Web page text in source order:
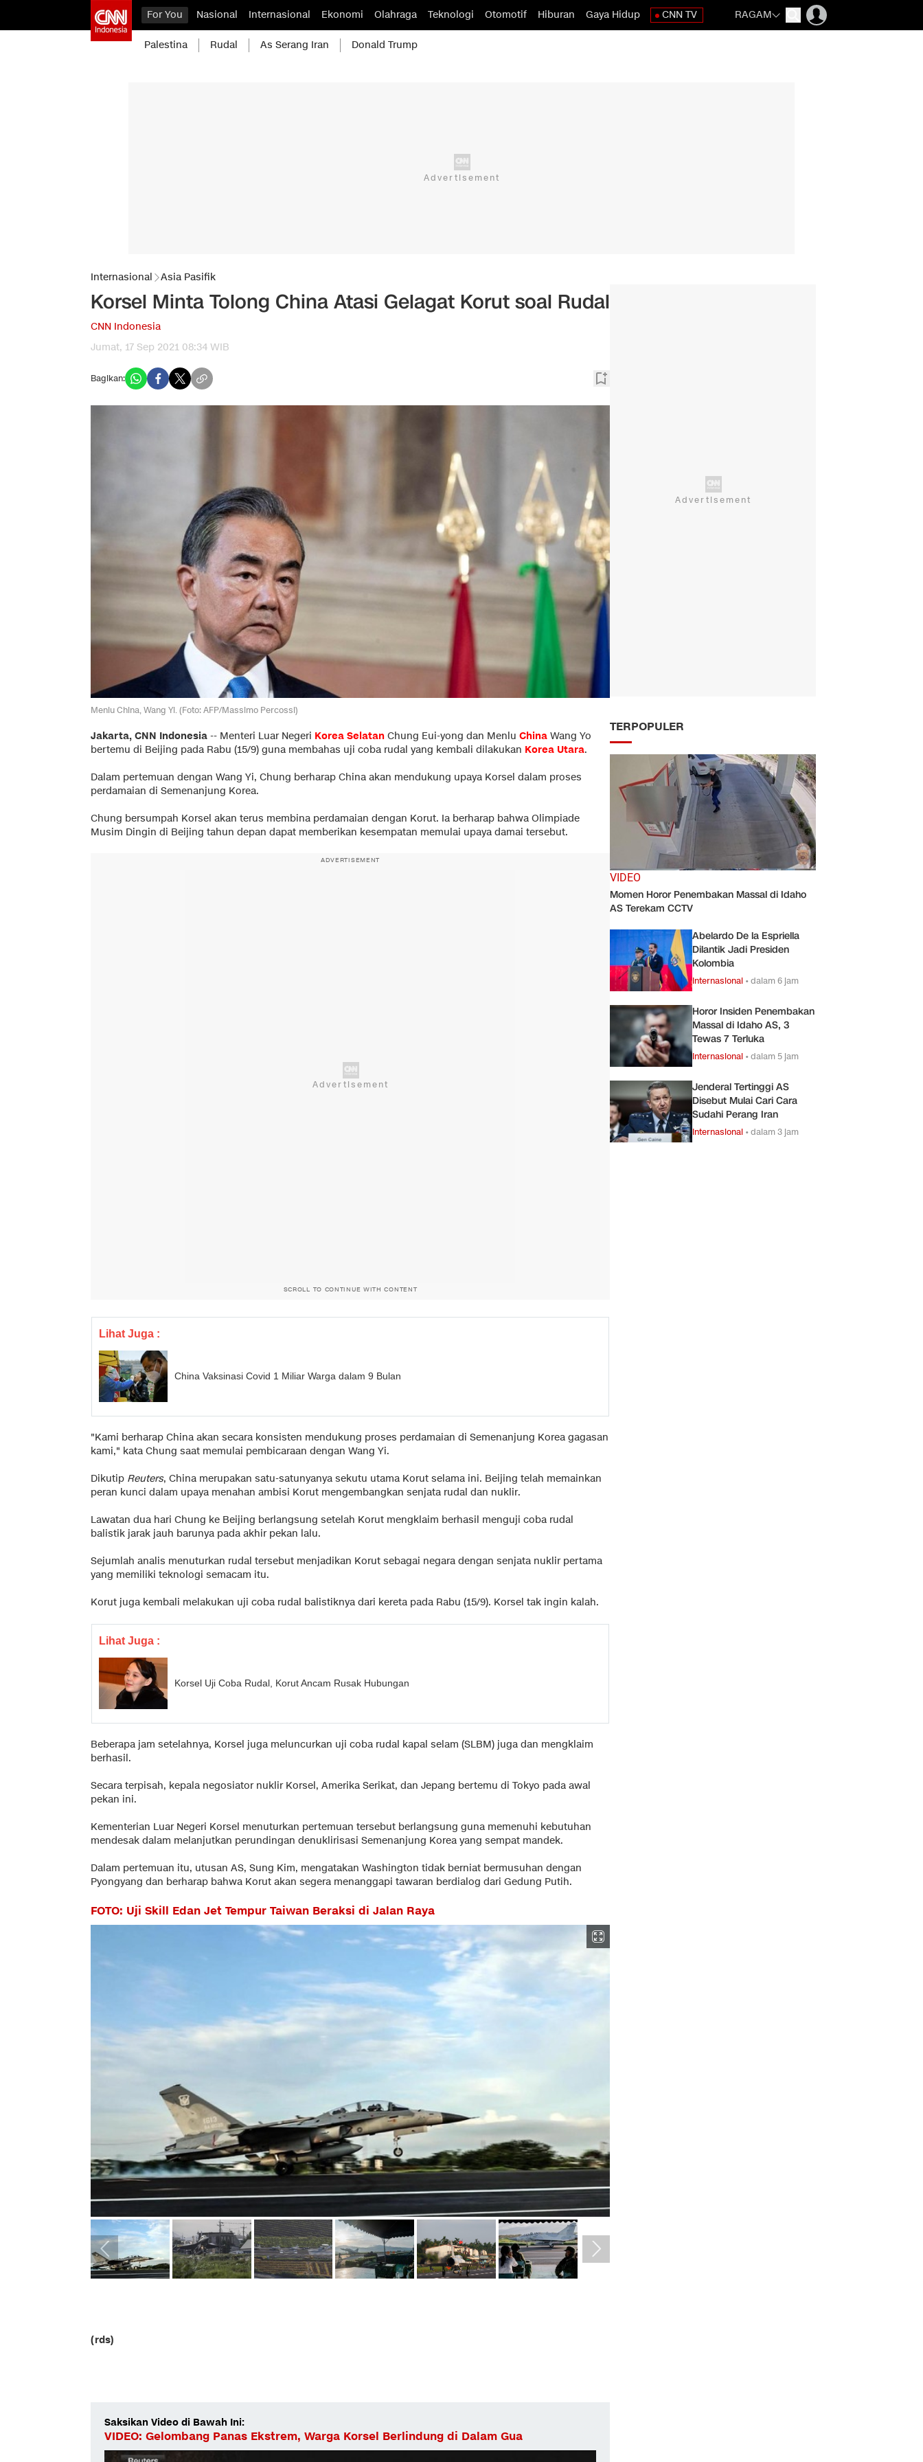
For You Nasional Internasional Ekonomi Olahraga Teknologi Otomotif Hiburan Gaya Hidup CNN TV RAGAM
Palestina Rudal As Serang Iran Donald Trump
Internasional Asia Pasifik
Korsel Minta Tolong China Atasi Gelagat Korut soal Rudal
CNN Indonesia
Jumat, 17 Sep 2021 08:34 WIB
Bagikan:
Menlu China, Wang Yi. (Foto: AFP/Massimo Percossi)
Jakarta, CNN Indonesia -- Menteri Luar Negeri Korea Selatan Chung Eui-yong dan Menlu China Wang Yo
bertemu di Beijing pada Rabu (15/9) guna membahas uji coba rudal yang kembali dilakukan Korea Utara.
Dalam pertemuan dengan Wang Yi, Chung berharap China akan mendukung upaya Korsel dalam proses
perdamaian di Semenanjung Korea.
Chung bersumpah Korsel akan terus membina perdamaian dengan Korut. Ia berharap bahwa Olimpiade
Musim Dingin di Beijing tahun depan dapat memberikan kesempatan memulai upaya damai tersebut.
ADVERTISEMENT
SCROLL TO CONTINUE WITH CONTENT
Lihat Juga :
China Vaksinasi Covid 1 Miliar Warga dalam 9 Bulan
"Kami berharap China akan secara konsisten mendukung proses perdamaian di Semenanjung Korea gagasan
kami," kata Chung saat memulai pembicaraan dengan Wang Yi.
Dikutip Reuters, China merupakan satu-satunyanya sekutu utama Korut selama ini. Beijing telah memainkan
peran kunci dalam upaya menahan ambisi Korut mengembangkan senjata rudal dan nuklir.
Lawatan dua hari Chung ke Beijing berlangsung setelah Korut mengklaim berhasil menguji coba rudal
balistik jarak jauh barunya pada akhir pekan lalu.
Sejumlah analis menuturkan rudal tersebut menjadikan Korut sebagai negara dengan senjata nuklir pertama
yang memiliki teknologi semacam itu.
Korut juga kembali melakukan uji coba rudal balistiknya dari kereta pada Rabu (15/9). Korsel tak ingin kalah.
Lihat Juga :
Korsel Uji Coba Rudal, Korut Ancam Rusak Hubungan
Beberapa jam setelahnya, Korsel juga meluncurkan uji coba rudal kapal selam (SLBM) juga dan mengklaim
berhasil.
Secara terpisah, kepala negosiator nuklir Korsel, Amerika Serikat, dan Jepang bertemu di Tokyo pada awal
pekan ini.
Kementerian Luar Negeri Korsel menuturkan pertemuan tersebut berlangsung guna memenuhi kebutuhan
mendesak dalam melanjutkan perundingan denuklirisasi Semenanjung Korea yang sempat mandek.
Dalam pertemuan itu, utusan AS, Sung Kim, mengatakan Washington tidak berniat bermusuhan dengan
Pyongyang dan berharap bahwa Korut akan segera menanggapi tawaran berdialog dari Gedung Putih.
FOTO: Uji Skill Edan Jet Tempur Taiwan Beraksi di Jalan Raya
(rds)
Saksikan Video di Bawah Ini:
VIDEO: Gelombang Panas Ekstrem, Warga Korsel Berlindung di Dalam Gua
TERPOPULER
VIDEO
Momen Horor Penembakan Massal di Idaho
AS Terekam CCTV
Abelardo De la Espriella
Dilantik Jadi Presiden
Kolombia
Internasional •dalam 6 jam
Horor Insiden Penembakan
Massal di Idaho AS, 3
Tewas 7 Terluka
Internasional •dalam 5 jam
Jenderal Tertinggi AS
Disebut Mulai Cari Cara
Sudahi Perang Iran
Internasional •dalam 3 jam